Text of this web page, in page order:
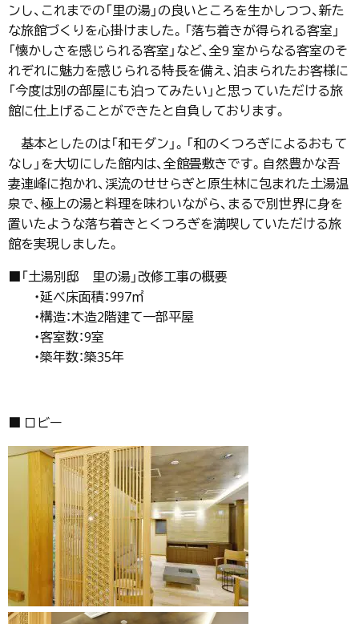
ンし、これまでの「里の湯」の良いところを生かしつつ、新た
な旅館づくりを心掛けました。「落ち着きが得られる客室」
「懐かしさを感じられる客室」など、全9 室からなる客室のそ
れぞれに魅力を感じられる特長を備え、泊まられたお客様に
「今度は別の部屋にも泊ってみたい」と思っていただける旅
館に仕上げることができたと自負しております。
基本としたのは「和モダン」。「和のくつろぎによるおもて
なし」を大切にした館内は、全館畳敷きです。自然豊かな吾
妻連峰に抱かれ、渓流のせせらぎと原生林に包まれた土湯温
泉で、極上の湯と料理を味わいながら、まるで別世界に身を
置いたような落ち着きとくつろぎを満喫していただける旅
館を実現しました。
■「土湯別邸 里の湯」改修工事の概要
・延べ床面積：997㎡
・構造：木造2階建て一部平屋
・客室数：9室
・築年数：築35年
■ ロビー